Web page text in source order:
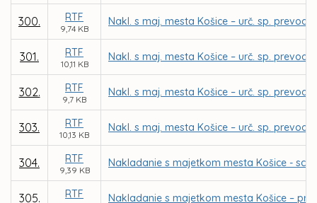
300. RTF
9,74 KB
Nakl. s maj. mesta Košice – urč. sp.
301. RTF
10,11 KB
Nakl. s maj. mesta Košice – urč. sp.
302. RTF
9,7 KB
Nakl. s maj. mesta Košice – urč. sp.
303. RTF
10,13 KB
Nakl. s maj. mesta Košice – urč. sp.
304. RTF
9,39 KB
Nakladanie s majetkom mesta Košice -
305. RTF Nakladanie s majetkom mesta Košice –